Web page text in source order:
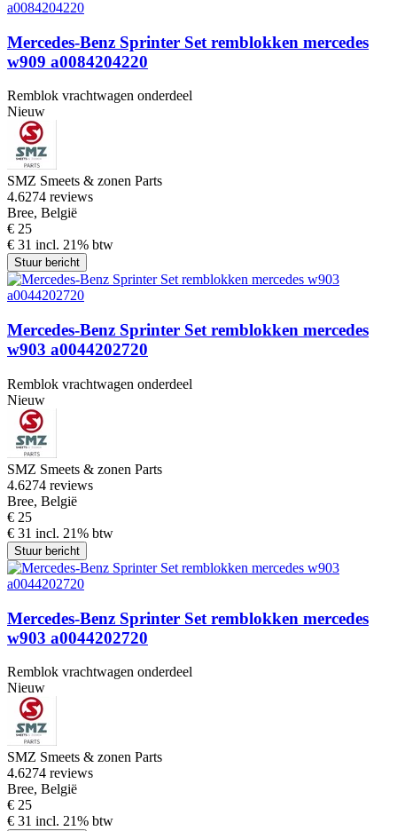
Mercedes-Benz Sprinter Set remblokken mercedes
w909 a0084204220
Remblok vrachtwagen onderdeel
Nieuw
SMZ Smeets & zonen Parts
4.6274 reviews
Bree, België
€ 25
€ 31 incl. 21% btw
Stuur bericht
Mercedes-Benz Sprinter Set remblokken mercedes
w903 a0044202720
Remblok vrachtwagen onderdeel
Nieuw
SMZ Smeets & zonen Parts
4.6274 reviews
Bree, België
€ 25
€ 31 incl. 21% btw
Stuur bericht
Mercedes-Benz Sprinter Set remblokken mercedes
w903 a0044202720
Remblok vrachtwagen onderdeel
Nieuw
SMZ Smeets & zonen Parts
4.6274 reviews
Bree, België
€ 25
€ 31 incl. 21% btw